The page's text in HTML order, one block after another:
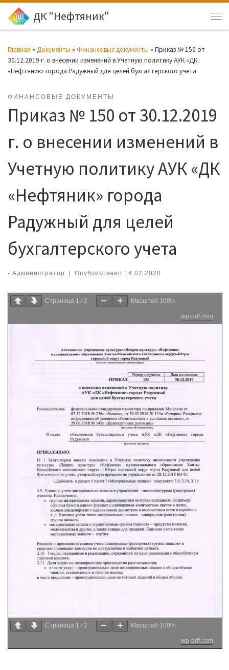
Перейти к содержимому
ДК "Нефтяник"
Главная » Документы » Финансовые документы » Приказ № 150 от
30.12.2019 г. о внесении изменений в Учетную политику АУК «ДК
«Нефтяник» города Радужный для целей бухгалтерского учета
ФИНАНСОВЫЕ ДОКУМЕНТЫ
Приказ № 150 от 30.12.2019
г. о внесении изменений в
Учетную политику АУК «ДК
«Нефтяник» города
Радужный для целей
бухгалтерского учета
- Администратор Опубликовано 14.02.2020
Страница 1 / 2 Масштаб 100%
wp-pdf.com
Страница 1 / 2 Масштаб 100%
wp-pdf.com